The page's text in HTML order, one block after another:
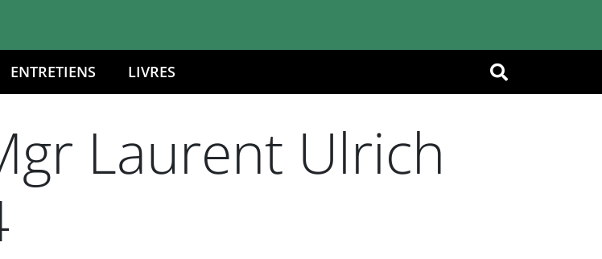
OK
ENTRETIENS LIVRES
Laurent Ulrich